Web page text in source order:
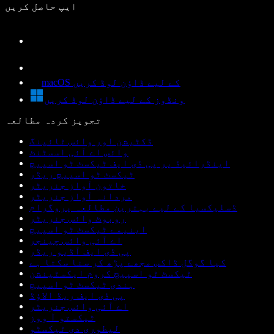
ایپ حاصل کریں
macOS کے لیے ڈاؤن لوڈ کریں
ونڈوز کے لیے ڈاؤن لوڈ کریں
تجویز کردہ مطالعہ
ڈکٹیشن اور وائس ٹائپنگ
وائس اے آئی اسسٹنٹ
اینڈرائیڈ پر پی ڈی ایف ٹیکسٹ ٹو اسپیچ
ٹیکسٹ ٹو اسپیچ ریڈر
خاتون آواز جنریٹر
مردانہ آواز جنریٹر
ڈسلیکسیا کے لیے بہترین مطالعہ پروگرام
روبوٹ وائس جنریٹر
اینیمے ٹیکسٹ ٹو اسپیچ
اے آئی وائس چینجر
پی ڈی ایف آڈیو ریڈر
کیا گوگل ڈاکس مجھے پڑھ کر سنا سکتا ہے
ٹیکسٹ ٹو اسپیچ کروم ایکسٹینشن
ہندی ٹیکسٹ ٹو اسپیچ
پی ڈی ایف ریڈ الاؤڈ
اے آئی وائس جنریٹر
ٹیکستو آ ووز
لیطوری دی ٹیکسٹو